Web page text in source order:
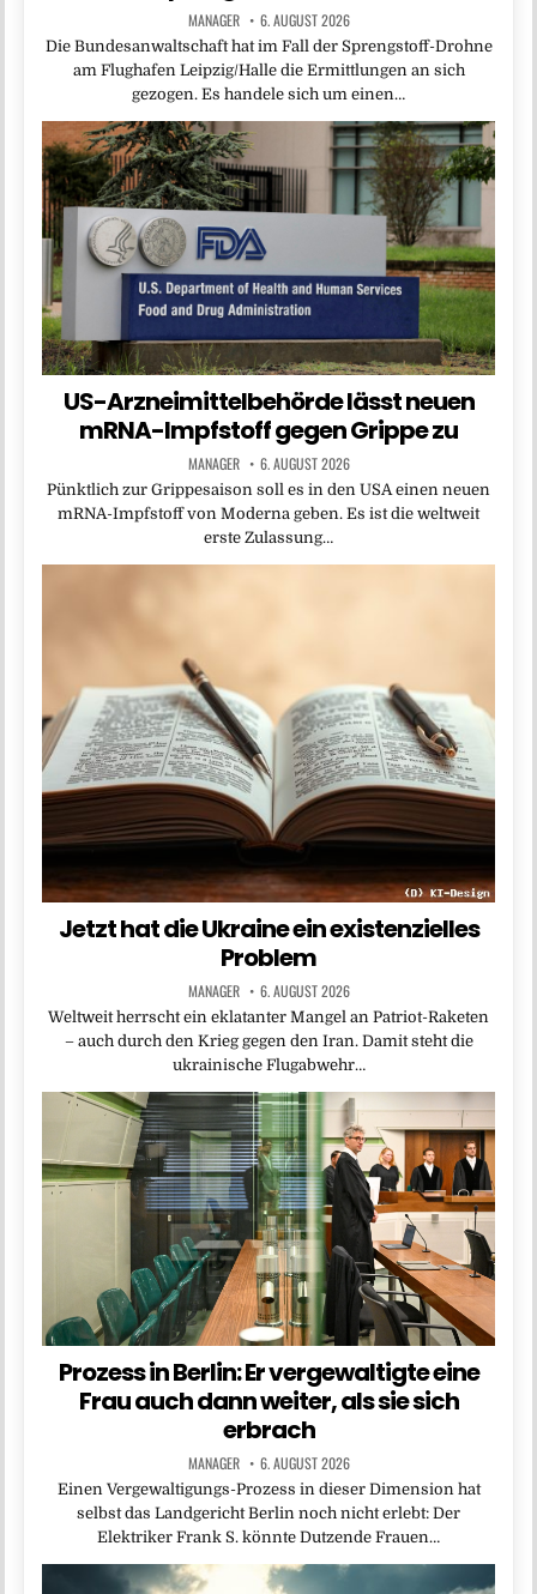
MANAGER 6. AUGUST 2026
Die Bundesanwaltschaft hat im Fall der Sprengstoff-Drohne
am Flughafen Leipzig/Halle die Ermittlungen an sich
gezogen. Es handele sich um einen…
US-Arzneimittelbehörde lässt neuen
mRNA-Impfstoff gegen Grippe zu
MANAGER 6. AUGUST 2026
Pünktlich zur Grippesaison soll es in den USA einen neuen
mRNA-Impfstoff von Moderna geben. Es ist die weltweit
erste Zulassung…
Jetzt hat die Ukraine ein existenzielles
Problem
MANAGER 6. AUGUST 2026
Weltweit herrscht ein eklatanter Mangel an Patriot-Raketen
– auch durch den Krieg gegen den Iran. Damit steht die
ukrainische Flugabwehr…
Prozess in Berlin: Er vergewaltigte eine
Frau auch dann weiter, als sie sich
erbrach
MANAGER 6. AUGUST 2026
Einen Vergewaltigungs-Prozess in dieser Dimension hat
selbst das Landgericht Berlin noch nicht erlebt: Der
Elektriker Frank S. könnte Dutzende Frauen…